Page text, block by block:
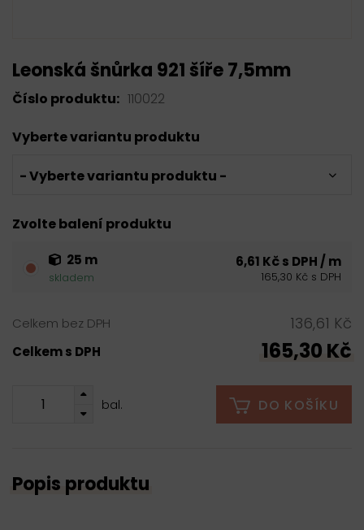
Leonská šnůrka 921 šíře 7,5mm
Číslo produktu: 110022
Vyberte variantu produktu
- Vyberte variantu produktu -
Zvolte balení produktu
25 m
skladem
6,61 Kč s DPH / m
165,30 Kč s DPH
Celkem bez DPH 136,61 Kč
Celkem s DPH 165,30 Kč
bal. DO KOŠÍKU
Popis produktu